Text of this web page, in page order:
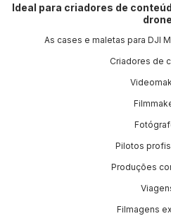
Ideal para criadores de
drone
As cases e maletas para DJI
Criadores de
Pilotos
Produções
Filmagens